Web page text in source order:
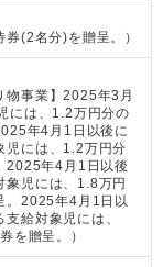
券(2名分)を贈呈。 ）
物事業】2025年3月
には、1.2万円分の
年4月1日以後に
児には、1.2万円分
2025年4月1日以後
象児には、1.8万円
。2025年4月1日以
給対象児には、
を贈呈。
）